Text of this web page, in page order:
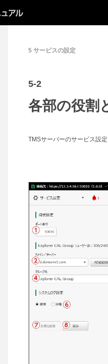
5 サービスの設定
5-2
各部の役割
TMSサーバーのサービス設